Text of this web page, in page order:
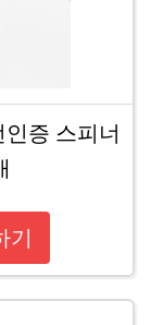
증 스피너
기